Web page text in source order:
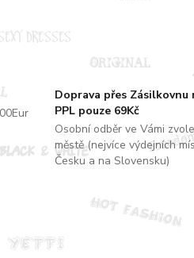
Doprava přes Zásilkovnu
PPL pouze 69Kč
Osobní odběr ve Vámi
městě (nejvíce výdejních
Česku a na Slovensku)